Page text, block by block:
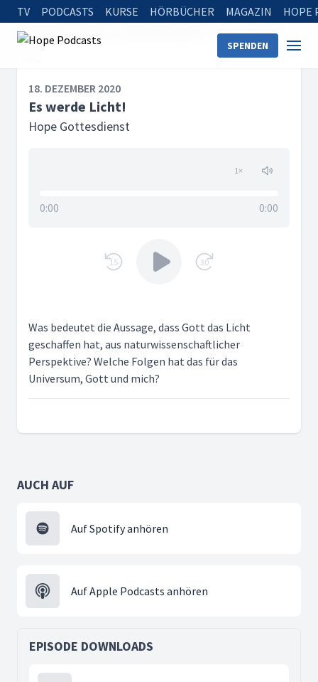
TV PODCASTS KURSE HÖRBÜCHER MAGAZIN HOPE
SPENDEN
Startseite Es werde Licht!
18. DEZEMBER 2020
Es werde Licht!
Hope Gottesdienst
1×
0:00 0:00
15 30
Was bedeutet die Aussage, dass Gott das Licht
geschaffen hat, aus naturwissenschaftlicher
Perspektive? Welche Folgen hat das für das
Universum, Gott und mich?
AUCH AUF
Auf Spotify anhören
Auf Apple Podcasts anhören
EPISODE DOWNLOADS